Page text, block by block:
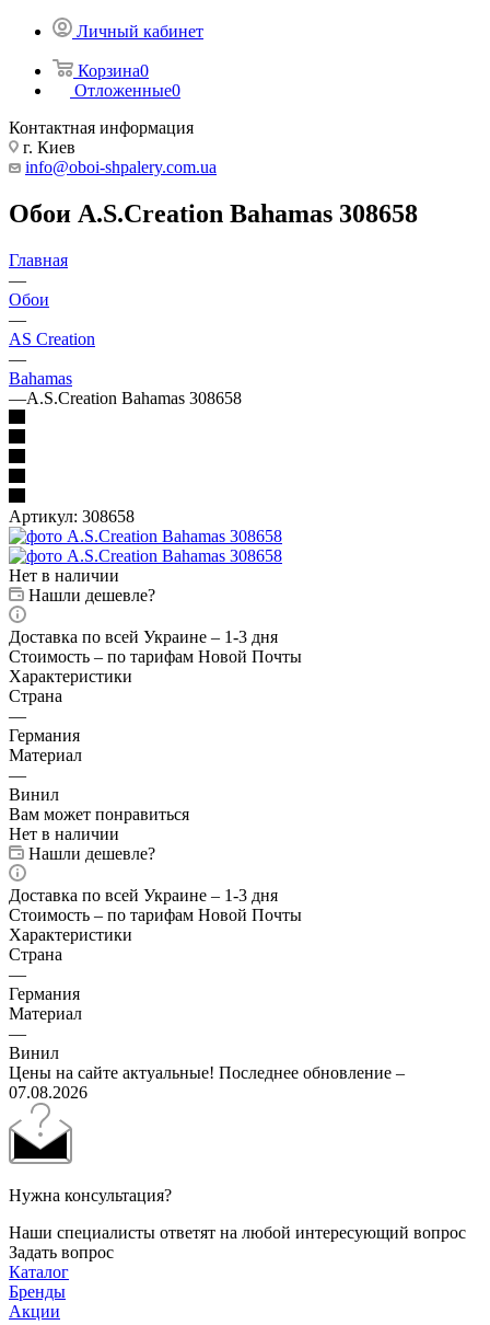
Личный кабинет
Корзина0
Отложенные0
Контактная информация
г. Киев
info@oboi-shpalery.com.ua
Обои A.S.Creation Bahamas 308658
Главная
—
Обои
—
AS Creation
—
Bahamas
—A.S.Creation Bahamas 308658
Артикул: 308658
Нет в наличии
Нашли дешевле?
Доставка по всей Украине – 1-3 дня
Стоимость – по тарифам Новой Почты
Характеристики
Страна
—
Германия
Материал
—
Винил
Вам может понравиться
Нет в наличии
Нашли дешевле?
Доставка по всей Украине – 1-3 дня
Стоимость – по тарифам Новой Почты
Характеристики
Страна
—
Германия
Материал
—
Винил
Цены на сайте актуальные! Последнее обновление –
07.08.2026
Нужна консультация?
Наши специалисты ответят на любой интересующий вопрос
Задать вопрос
Каталог
Бренды
Акции